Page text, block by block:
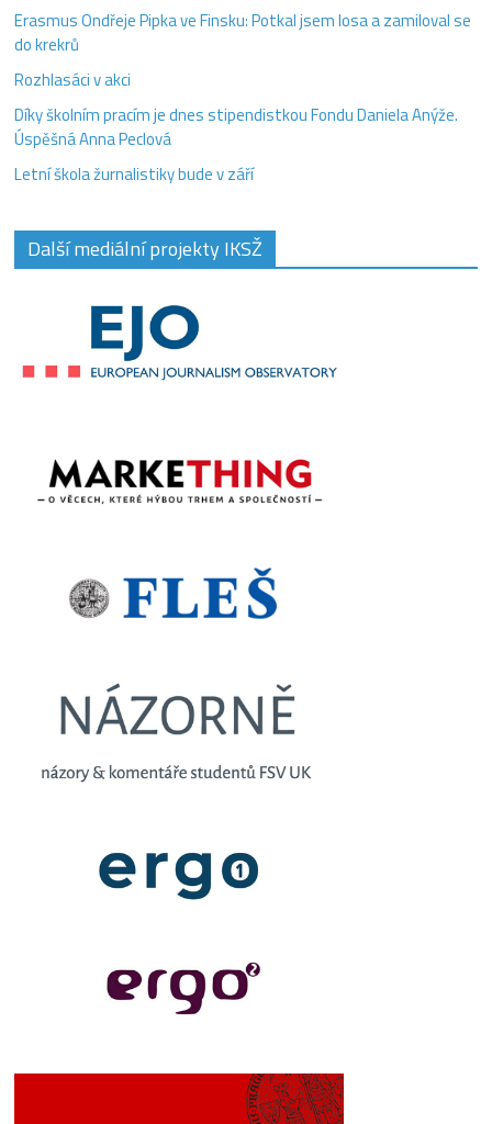
Erasmus Ondřeje Pipka ve Finsku: Potkal jsem losa a zamiloval se
do krekrů
Rozhlasáci v akci
Díky školním pracím je dnes stipendistkou Fondu Daniela Anýže.
Úspěšná Anna Peclová
Letní škola žurnalistiky bude v září
Další mediální projekty IKSŽ